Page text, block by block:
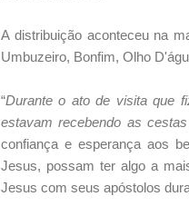
A distribuição aconteceu na
Umbuzeiro, Bonfim, Olho
“Durante o ato de visita que
estavam recebendo as
confiança e esperança aos
Jesus, possam ter algo a
Jesus com seus apóstolos